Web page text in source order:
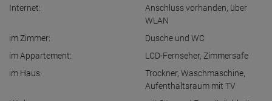
Internet: Anschluss vorhanden, über
WLAN
im Zimmer:
Dusche und WC
im Appartement:
LCD-Fernseher, Zimmersafe
im Haus:
Trockner, Waschmaschine,
Aufenthaltsraum mit TV